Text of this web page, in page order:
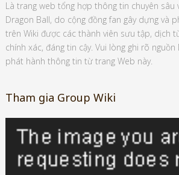
Là trang web tổng hợp thông tin chuyên sâu
Dragon Ball, do cộng đồng fan gây dựng và
trên Wiki được các thành viên sưu tập, dịch
chính xác, đáng tin cậy. Vui lòng ghi rõ
phát hành thông tin từ trang Web này.
Tham gia Group Wiki